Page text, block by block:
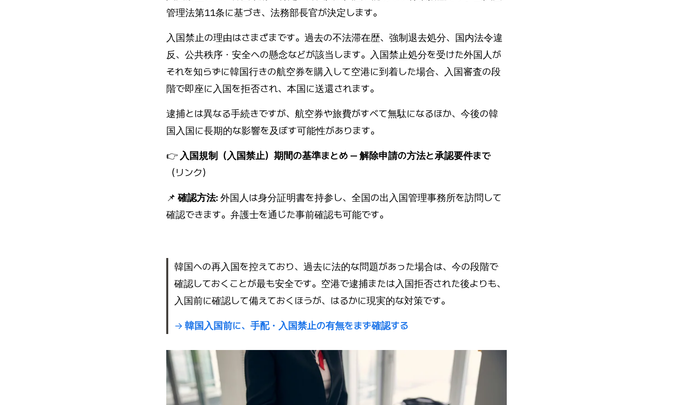
管理法第11条に基づき、法務部長官が決定します。
入国禁止の理由はさまざまです。過去の不法滞在歴、強制退去処分、国内法令違
反、公共秩序・安全への懸念などが該当します。入国禁止処分を受けた外国人が
それを知らずに韓国行きの航空券を購入して空港に到着した場合、入国審査の段
階で即座に入国を拒否され、本国に送還されます。
逮捕とは異なる手続きですが、航空券や旅費がすべて無駄になるほか、今後の韓
国入国に長期的な影響を及ぼす可能性があります。
👉 入国規制（入国禁止）期間の基準まとめ — 解除申請の方法と承認要件まで
（リンク）
📌確認方法: 外国人は身分証明書を持参し、全国の出入国管理事務所を訪問して
確認できます。弁護士を通じた事前確認も可能です。
韓国への再入国を控えており、過去に法的な問題があった場合は、今の段階で
確認しておくことが最も安全です。空港で逮捕または入国拒否された後よりも、
入国前に確認して備えておくほうが、はるかに現実的な対策です。
→ 韓国入国前に、手配・入国禁止の有無をまず確認する